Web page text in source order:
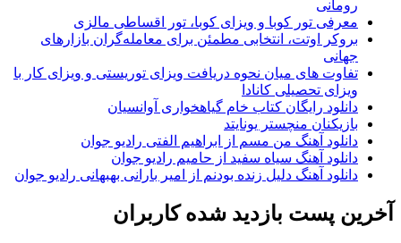
رومانی
معرفی تور کوبا و ویزای کوبا، تور اقساطی مالزی
بروکر اوتت، انتخابی مطمئن برای معامله‌گران بازارهای
جهانی
تفاوت های میان نحوه دریافت ویزای توریستی و ویزای کار با
ویزای تحصیلی کانادا
دانلود رایگان کتاب خام گیاهخواری آوانسیان
بازیکنان منچستر یونایتد
دانلود آهنگ من مسم از ابراهیم الفتی رادیو جوان
دانلود آهنگ سیاه سفید از حامیم رادیو جوان
دانلود آهنگ دلیل زنده بودنم از امیر بارانی بهبهانی رادیو جوان
آخرین پست بازدید شده کاربران